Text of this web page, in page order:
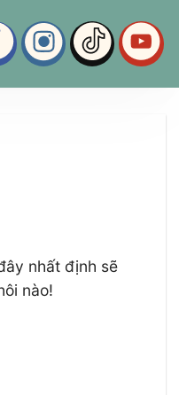
nhất định sẽ
nào!